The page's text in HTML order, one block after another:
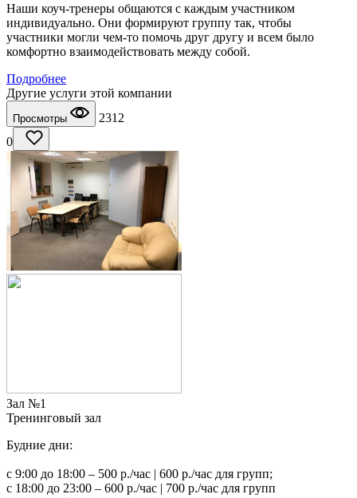
Наши коуч-тренеры общаются с каждым участником
индивидуально. Они формируют группу так, чтобы
участники могли чем-то помочь друг другу и всем было
комфортно взаимодействовать между собой.
Подробнее
Другие услуги этой компании
Просмотры
2312
0
Зал №1
Тренинговый зал
Будние дни:
с 9:00 до 18:00 – 500 р./час | 600 р./час для групп;
с 18:00 до 23:00 – 600 р./час | 700 р./час для групп